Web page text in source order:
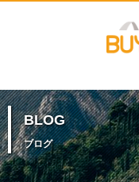
BLOG
ブログ